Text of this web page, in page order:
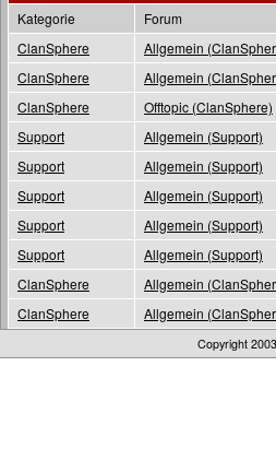
Kategorie
Forum
ClanSphere
Allgemein
ClanSphere
Allgemein
ClanSphere
Offtopic (ClanSphere)
Support
Allgemein (Support)
Support
Allgemein (Support)
Support
Allgemein (Support)
Support
Allgemein (Support)
Support
Allgemein (Support)
ClanSphere
Allgemein
ClanSphere
Allgemein
Copyright